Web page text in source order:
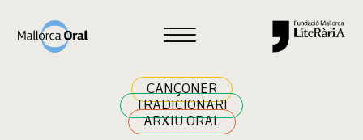
CANÇONER
TRADICIONARI
ARXIU ORAL
Cercar
Resultats cerca